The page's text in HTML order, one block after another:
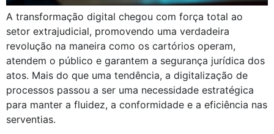
A transformação digital chegou com força total ao
setor extrajudicial, promovendo uma verdadeira
revolução na maneira como os cartórios operam,
atendem o público e garantem a segurança jurídica dos
atos. Mais do que uma tendência, a digitalização de
processos passou a ser uma necessidade estratégica
para manter a fluidez, a conformidade e a eficiência nas
serventias.